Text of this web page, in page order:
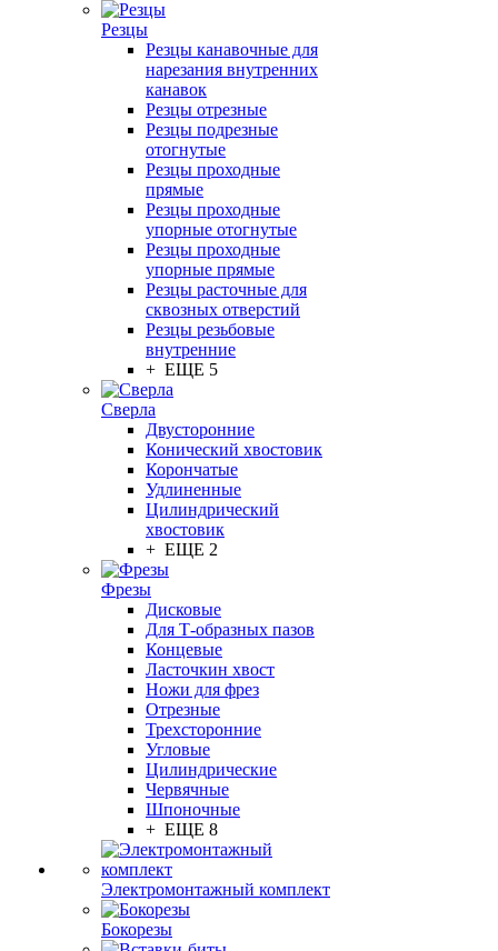
Резцы
Резцы канавочные для
нарезания внутренних
канавок
Резцы отрезные
Резцы подрезные
отогнутые
Резцы проходные
прямые
Резцы проходные
упорные отогнутые
Резцы проходные
упорные прямые
Резцы расточные для
сквозных отверстий
Резцы резьбовые
внутренние
+ ЕЩЕ 5
Сверла
Двусторонние
Конический хвостовик
Корончатые
Удлиненные
Цилиндрический
хвостовик
+ ЕЩЕ 2
Фрезы
Дисковые
Для Т-образных пазов
Концевые
Ласточкин хвост
Ножи для фрез
Отрезные
Трехсторонние
Угловые
Цилиндрические
Червячные
Шпоночные
+ ЕЩЕ 8
Электромонтажный комплект
Бокорезы